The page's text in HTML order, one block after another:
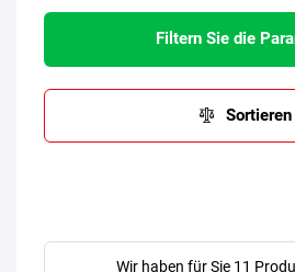
Filtern Sie die
Sortieren
Wir haben für Sie 11